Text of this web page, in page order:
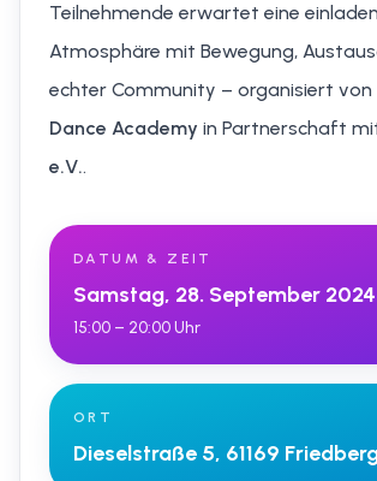
Teilnehmende erwartet eine
Atmosphäre mit Bewegung,
echter Community – organisiert von
Dance Academy in Partnerschaft
e.V..
DATUM & ZEIT
Samstag, 28. September 2024
15:00 – 20:00 Uhr
ORT
Dieselstraße 5, 61169